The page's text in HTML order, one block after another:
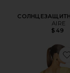
AIRE
$49